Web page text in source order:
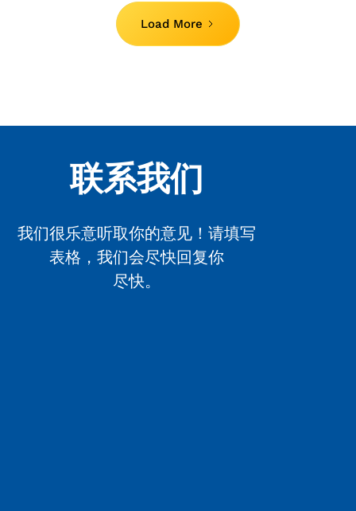
Load More
联系我们
我们很乐意听取你的意见！请填写
表格，我们会尽快回复你
尽快。